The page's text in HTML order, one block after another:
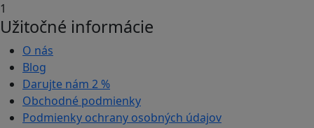
1
Užitočné informácie
O nás
Blog
Darujte nám 2 %
Obchodné podmienky
Podmienky ochrany osobných údajov